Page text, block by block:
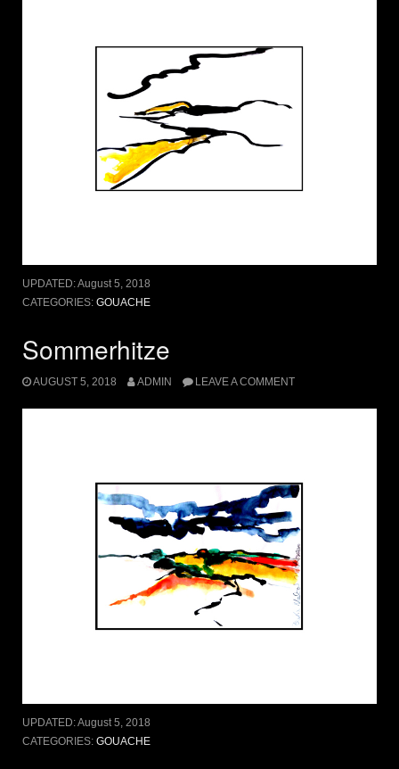
UPDATED:August 5, 2018
CATEGORIES: GOUACHE
Sommerhitze
AUGUST 5, 2018 ADMIN LEAVE A COMMENT
UPDATED:August 5, 2018
CATEGORIES: GOUACHE